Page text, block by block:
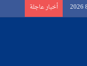
أخبار عاجلة